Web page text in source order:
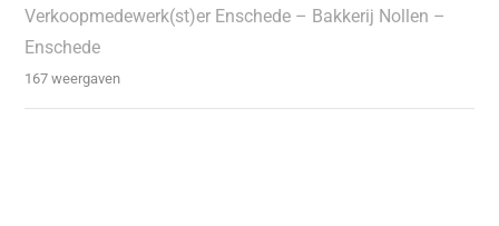
Verkoopmedewerk(st)er Enschede – Bakkerij Nollen –
Enschede
167 weergaven